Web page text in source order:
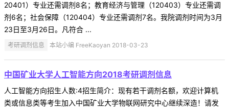
20401）专业还需调剂8名；教育经济与管理（120403）专业还需调
剂6名；社会保障（120404）专业还需调剂7名。我院调剂时间为3月
23日至3月26日。凡符合 ...
考研调剂信息 本站小编 FreeKaoyan 2018-03-23
中国矿业大学人工智能方向2018考研调剂信息
人工智能方向招生人数:4招生简介：现有若干调剂名额，欢迎计算机
类或信息类等考生加入中国矿业大学物联网研究中心继续深造！请发